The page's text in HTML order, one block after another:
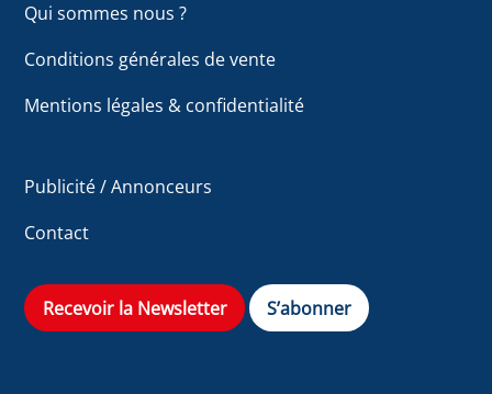
Qui sommes nous ?
Conditions générales de vente
Mentions légales & confidentialité
Publicité / Annonceurs
Contact
Recevoir la Newsletter S’abonner